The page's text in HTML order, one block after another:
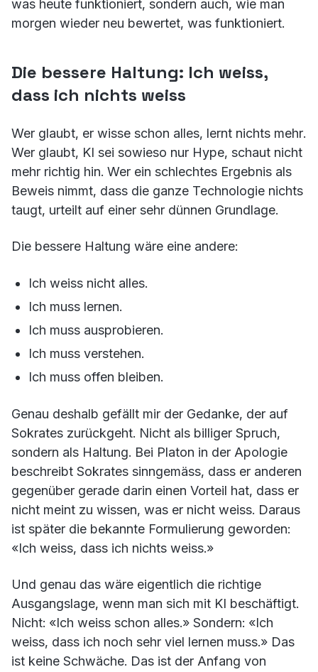
was heute funktioniert, sondern auch, wie man
morgen wieder neu bewertet, was funktioniert.
Die bessere Haltung: Ich weiss,
dass ich nichts weiss
Wer glaubt, er wisse schon alles, lernt nichts mehr.
Wer glaubt, KI sei sowieso nur Hype, schaut nicht
mehr richtig hin. Wer ein schlechtes Ergebnis als
Beweis nimmt, dass die ganze Technologie nichts
taugt, urteilt auf einer sehr dünnen Grundlage.
Die bessere Haltung wäre eine andere:
Ich weiss nicht alles.
Ich muss lernen.
Ich muss ausprobieren.
Ich muss verstehen.
Ich muss offen bleiben.
Genau deshalb gefällt mir der Gedanke, der auf
Sokrates zurückgeht. Nicht als billiger Spruch,
sondern als Haltung. Bei Platon in der Apologie
beschreibt Sokrates sinngemäss, dass er anderen
gegenüber gerade darin einen Vorteil hat, dass er
nicht meint zu wissen, was er nicht weiss. Daraus
ist später die bekannte Formulierung geworden:
«Ich weiss, dass ich nichts weiss.»
Und genau das wäre eigentlich die richtige
Ausgangslage, wenn man sich mit KI beschäftigt.
Nicht: «Ich weiss schon alles.» Sondern: «Ich
weiss, dass ich noch sehr viel lernen muss.» Das
ist keine Schwäche. Das ist der Anfang von